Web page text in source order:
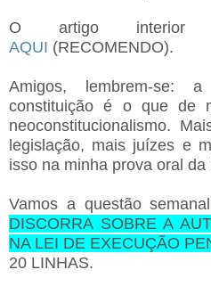
O artigo
AQUI (RECOMENDO).
Amigos, lembrem-se:
constituição é o que de
neoconstitucionalismo.
legislação, mais juízes e
isso na minha prova oral
Vamos a questão
DISCORRA SOBRE A
NA LEI DE EXECUÇÃO
20 LINHAS.